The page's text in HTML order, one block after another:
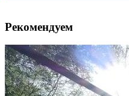
Рекомендуем